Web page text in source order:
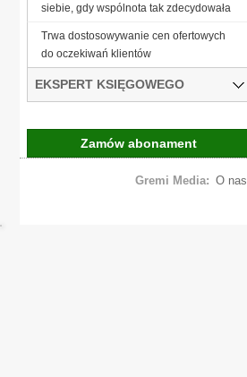
siebie, gdy wspólnota tak zdecydowała
Trwa dostosowywanie cen ofertowych
do oczekiwań klientów
EKSPERT KSIĘGOWEGO
Zamów abonament
Gremi Media: O nas